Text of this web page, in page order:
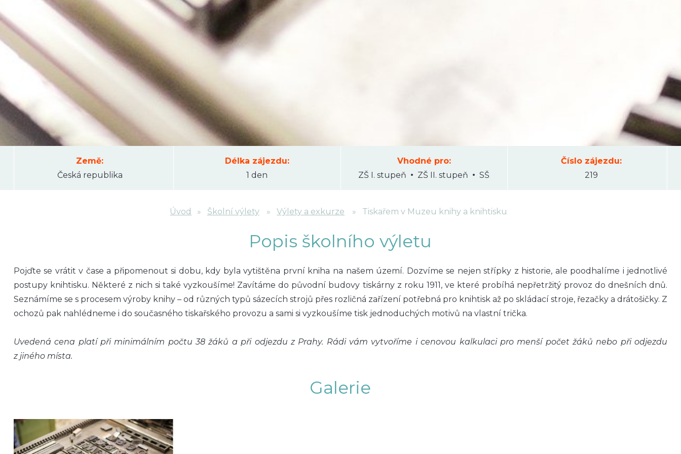
Země:
Česká republika
Délka zájezdu:
1 den
Vhodné pro:
ZŠ I. stupeň
ZŠ II. stupeň SŠ
Číslo zájezdu:
219
Úvod Školní výlety Výlety a exkurze Tiskařem v Muzeu knihy a knihtisku
Popis školního výletu
Pojďte se vrátit v čase a připomenout si dobu, kdy byla vytištěna první kniha na našem území. Dozvíme se nejen střípky z historie, ale poodhalíme i jednotlivé
postupy knihtisku. Některé z nich si také vyzkoušíme! Zavítáme do původní budovy tiskárny z roku 1911, ve které probíhá nepřetržitý provoz do dnešních dnů.
Seznámíme se s procesem výroby knihy – od různých typů sázecích strojů přes rozličná zařízení potřebná pro knihtisk až po skládací stroje, řezačky a drátošičky. Z
ochozů pak nahlédneme i do současného tiskařského provozu a sami si vyzkoušíme tisk jednoduchých motivů na vlastní trička.
Uvedená cena platí při minimálním počtu 38 žáků a při odjezdu z Prahy. Rádi vám vytvoříme i cenovou kalkulaci pro menší počet žáků nebo při odjezdu
z jiného místa.
Galerie